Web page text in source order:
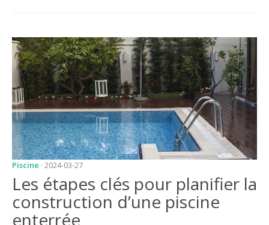
DOSSIER
JARDIN
CONSEILS ET
ASTUCES
GUIDES
JARDIN
ENTRETIEN
PISCINE
ENTRETIEN
Piscine · 2024-03-27
Les étapes clés pour planifier la
construction d’une piscine
enterrée